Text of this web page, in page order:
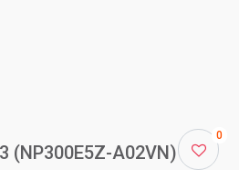
0
(NP300E5Z-A02VN)